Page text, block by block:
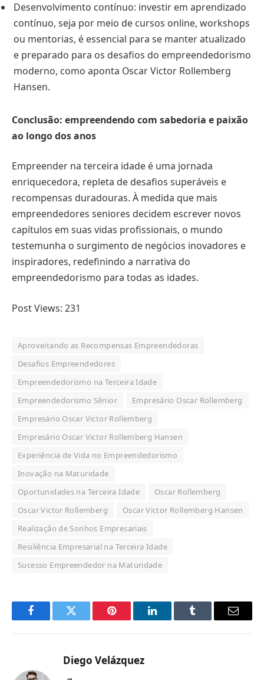
Desenvolvimento contínuo: investir em aprendizado
contínuo, seja por meio de cursos online, workshops
ou mentorias, é essencial para se manter atualizado
e preparado para os desafios do empreendedorismo
moderno, como aponta Oscar Victor Rollemberg
Hansen.
Conclusão: empreendendo com sabedoria e paixão
ao longo dos anos
Empreender na terceira idade é uma jornada
enriquecedora, repleta de desafios superáveis e
recompensas duradouras. À medida que mais
empreendedores seniores decidem escrever novos
capítulos em suas vidas profissionais, o mundo
testemunha o surgimento de negócios inovadores e
inspiradores, redefinindo a narrativa do
empreendedorismo para todas as idades.
Post Views: 231
Aproveitando as Recompensas Empreendedoras
Desafios Empreendedores
Empreendedorismo na Terceira Idade
Empreendedorismo Sênior
Empresário Oscar Rollemberg
Empresário Oscar Victor Rollemberg
Empresário Oscar Victor Rollemberg Hansen
Experiência de Vida no Empreendedorismo
Inovação na Maturidade
Oportunidades na Terceira Idade
Oscar Rollemberg
Oscar Victor Rollemberg
Oscar Victor Rollemberg Hansen
Realização de Sonhos Empresariais
Resiliência Empresarial na Terceira Idade
Sucesso Empreendedor na Maturidade
FacebookTwitter Pinterest LinkedInTumblr Email
Diego Velázquez